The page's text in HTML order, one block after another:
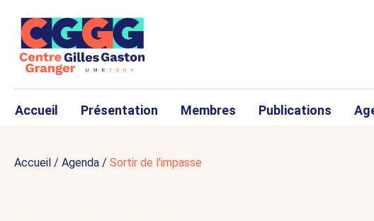
Accueil Présentation Membres Publications
Accueil / Agenda / Sortir de l'impasse